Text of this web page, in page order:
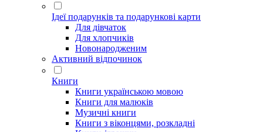
Ідеї ​​подарунків та подарункові карти
Для дівчаток
Для хлопчиків
Новонародженим
Активний відпочинок
Книги
Книги українською мовою
Книги для малюків
Музичні книги
Книги з віконцями, розкладні